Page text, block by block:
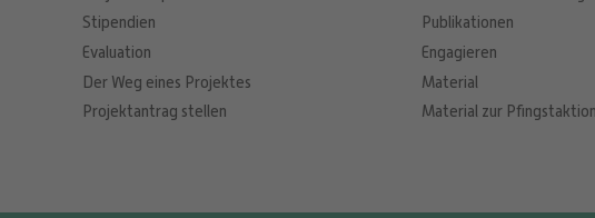
Stipendien
Evaluation
Der Weg eines Projektes
Projektantrag stellen
Publikationen
Engagieren
Material
Material zur Pfingstaktion